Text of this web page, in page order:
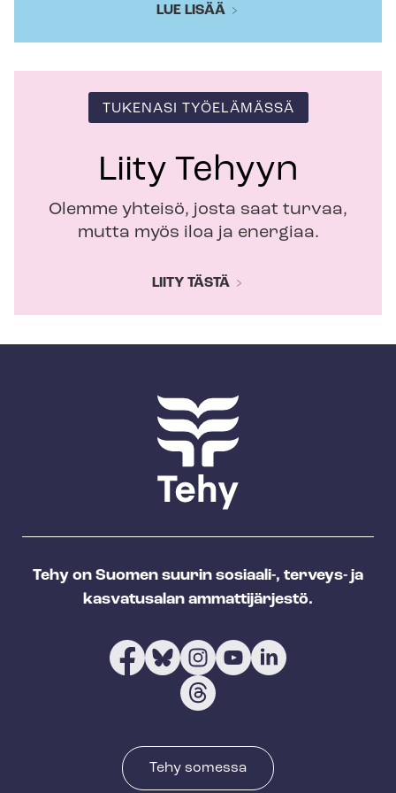
LUE LISÄÄ
TUKENASI TYÖELÄMÄSSÄ
Liity Tehyyn
Olemme yhteisö, josta saat turvaa,
mutta myös iloa ja energiaa.
LIITY TÄSTÄ
Tehy on Suomen suurin sosiaali-, terveys- ja
kasvatusalan ammattijärjestö.
Tehy somessa